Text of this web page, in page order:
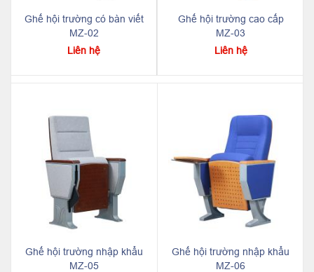
Ghế hội trường có bàn viết
MZ-02
Liên hệ
Ghế hội trường cao cấp
MZ-03
Liên hệ
Ghế hội trường nhập khẩu
MZ-05
Ghế hội trường nhập khẩu
MZ-06